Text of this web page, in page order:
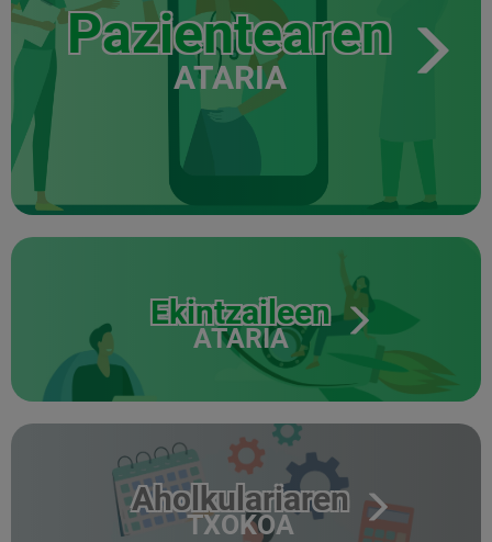
Pazientearen
ATARIA
Ekintzaileen
ATARIA
Aholkulariaren
TXOKOA